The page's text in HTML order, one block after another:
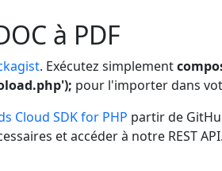
à PDF
. Exécutez simplement
pour l'importer dans
Cloud SDK for PHP partir de
et accéder à notre REST API.